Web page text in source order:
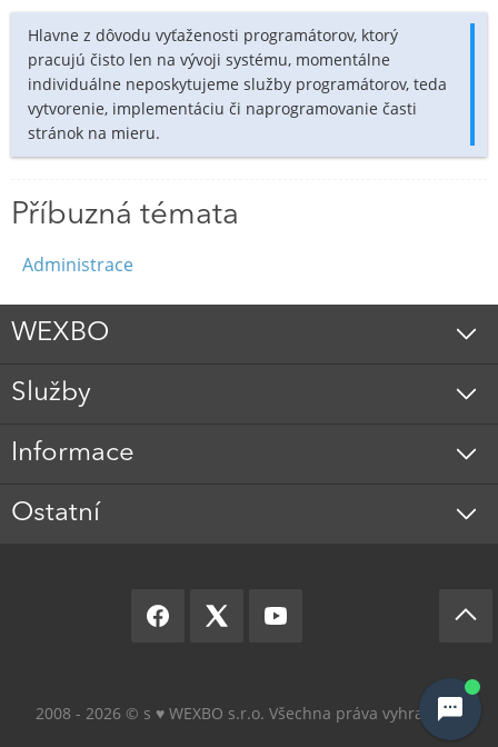
Hlavne z dôvodu vyťaženosti programátorov, ktorý
pracujú čisto len na vývoji systému, momentálne
individuálne neposkytujeme služby programátorov, teda
vytvorenie, implementáciu či naprogramovanie časti
stránok na mieru.
Příbuzná témata
Administrace
WEXBO
Služby
Informace
Ostatní
2008 - 2026 © s ♥️ WEXBO s.r.o. Všechna práva vyhrazena.